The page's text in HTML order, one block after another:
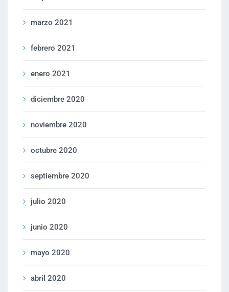
marzo 2021
febrero 2021
enero 2021
diciembre 2020
noviembre 2020
octubre 2020
septiembre 2020
julio 2020
junio 2020
mayo 2020
abril 2020